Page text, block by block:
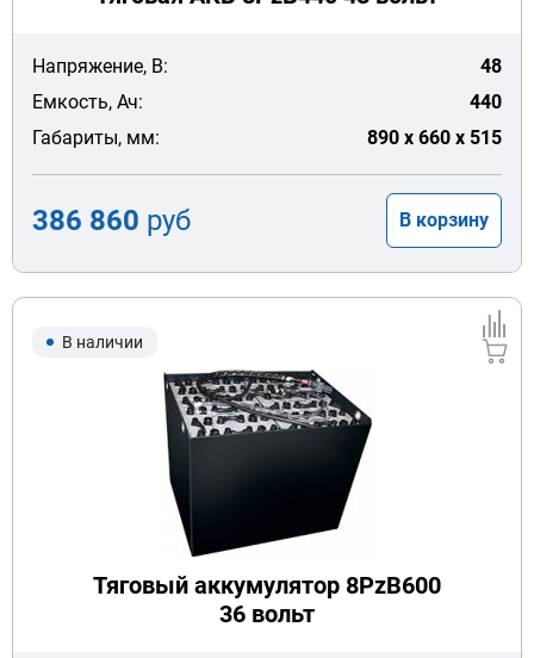
Напряжение, В:
48
Емкость, Ач:
440
Габариты, мм:
890 x 660 x 515
386 860 руб В корзину
В наличии
Тяговый аккумулятор 8PzB600
36 вольт